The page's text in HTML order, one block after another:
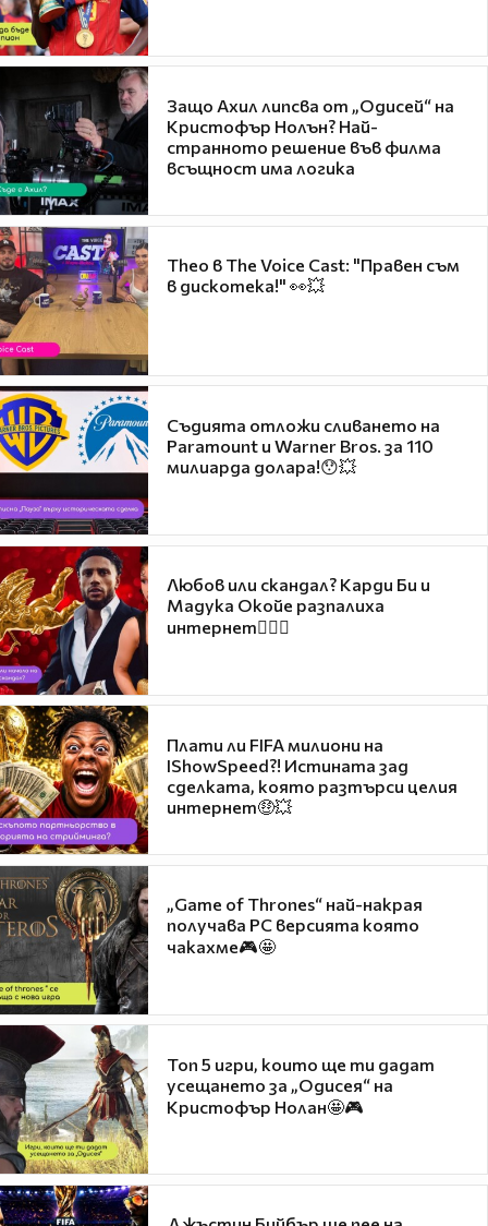
Защо Ахил липсва от „Одисей“ на
Кристофър Нолън? Най-
странното решение във филма
всъщност има логика
Theo в The Voice Cast: "Правен съм
в дискотека!" 👀💥
Съдията отложи сливането на
Paramount и Warner Bros. за 110
милиарда долара!😯💥
Любов или скандал? Карди Би и
Мадука Окойе разпалиха
интернет❤️‍🔥🔥
Плати ли FIFA милиони на
IShowSpeed?! Истината зад
сделката, която разтърси целия
интернет🤑💥
„Game of Thrones“ най-накрая
получава PC версията която
чакахме🎮🤩
Топ 5 игри, които ще ти дадат
усещането за „Одисея“ на
Кристофър Нолан🤩🎮